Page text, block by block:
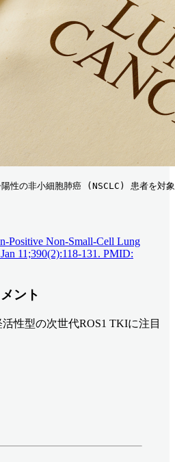
の非小細胞肺癌 (NSCLC) 患者を対象
Positive Non-Small-Cell Lung
11;390(2):118-131. PMID:
ント
性型の次世代ROS1 TKIに注目